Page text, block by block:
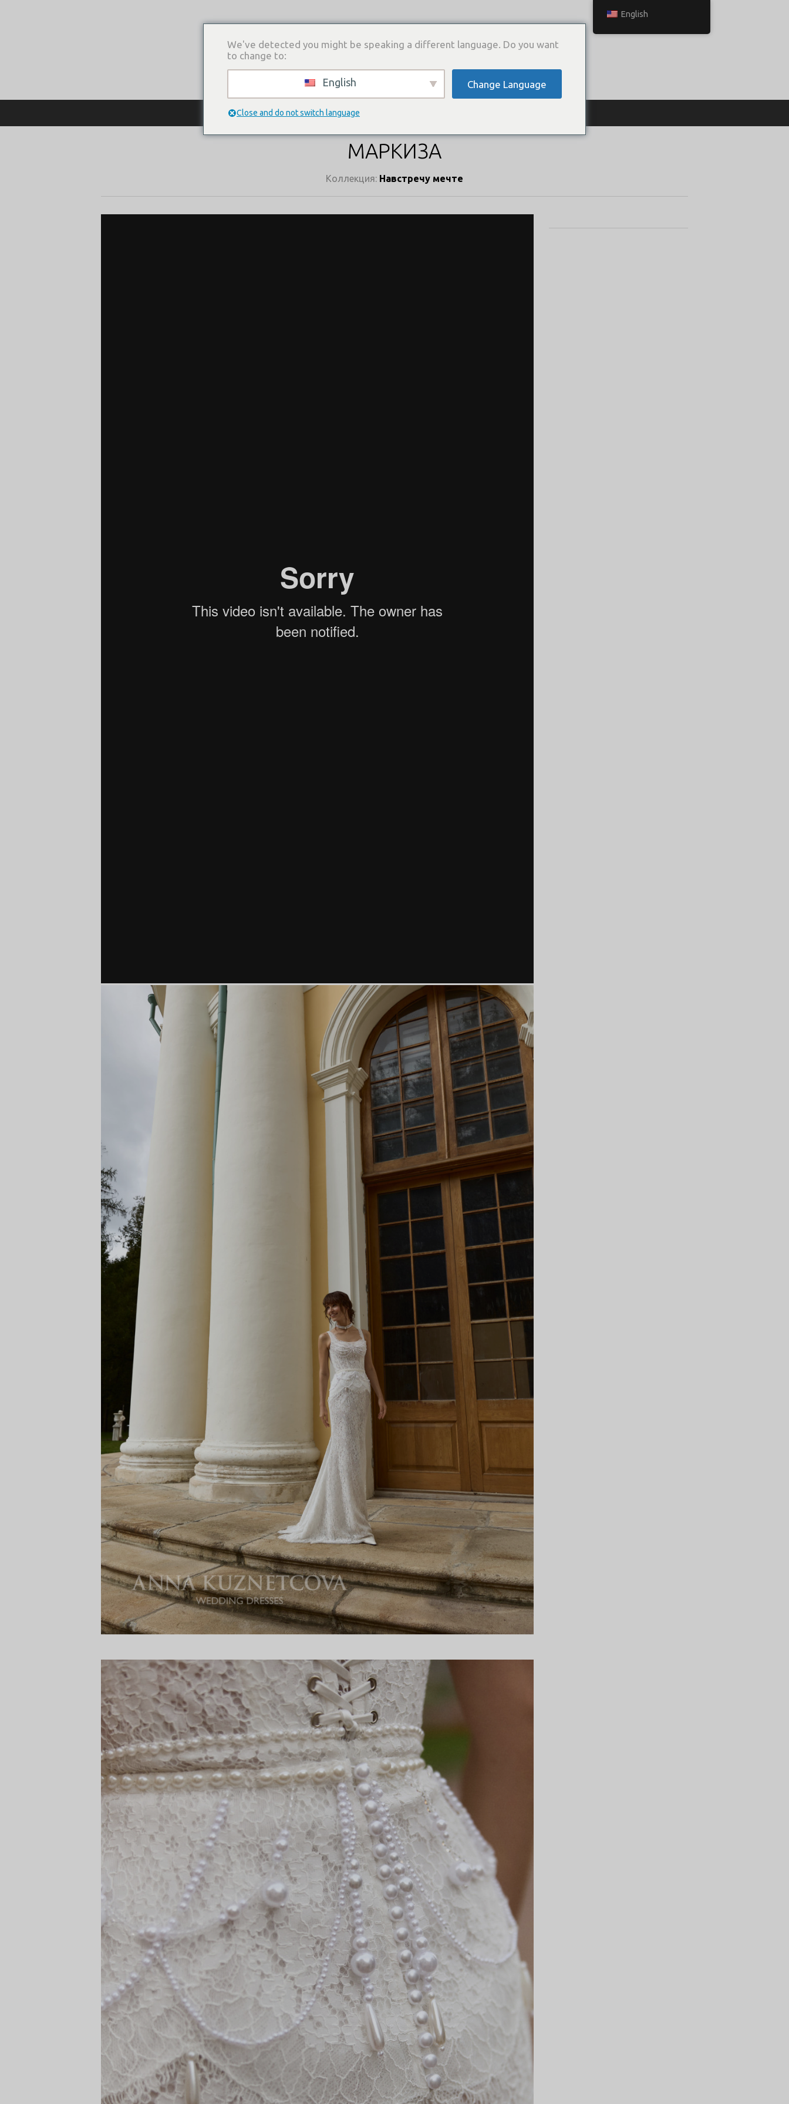
КАТАЛОГ ПЛАТЬЕВ ГДЕ КУПИТЬ СВЯЗАТЬСЯ С НАМИ
КАТАЛОГ ПЛАТЬЕВ
МАРКИЗА
Коллекция: Навстречу мечте
English
We've detected you might be speaking a different language. Do you want
to change to:
English Change Language
Close and do not switch language